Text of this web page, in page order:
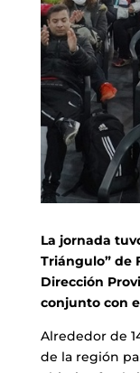
La jornada
Triángulo” de
Dirección
conjunto con
Alrededor de
de la región